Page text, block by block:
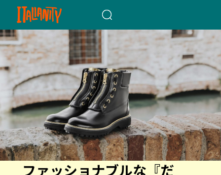
ファッショナブルな『だ